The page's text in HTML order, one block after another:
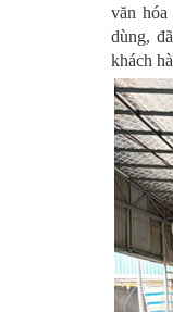
văn
dùng,
khách